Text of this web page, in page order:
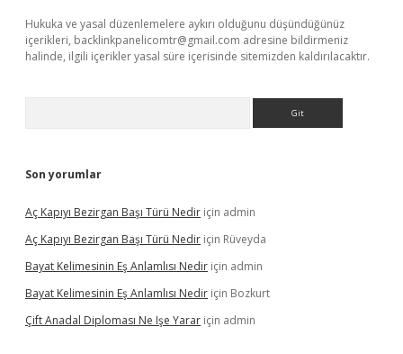
Hukuka ve yasal düzenlemelere aykırı olduğunu düşündüğünüz
içerikleri, backlinkpanelicomtr@gmail.com adresine bildirmeniz
halinde, ilgili içerikler yasal süre içerisinde sitemizden kaldırılacaktır.
Son yorumlar
Aç Kapıyı Bezirgan Başı Türü Nedir için admin
Aç Kapıyı Bezirgan Başı Türü Nedir için Rüveyda
Bayat Kelimesinin Eş Anlamlısı Nedir için admin
Bayat Kelimesinin Eş Anlamlısı Nedir için Bozkurt
Çift Anadal Diploması Ne Işe Yarar için admin